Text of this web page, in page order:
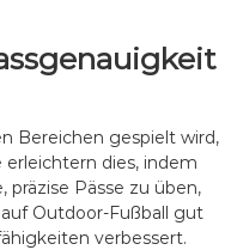
Bereichen gespielt wird,
erleichtern dies, indem
präzise Pässe zu üben,
Outdoor-Fußball gut
verbessert.